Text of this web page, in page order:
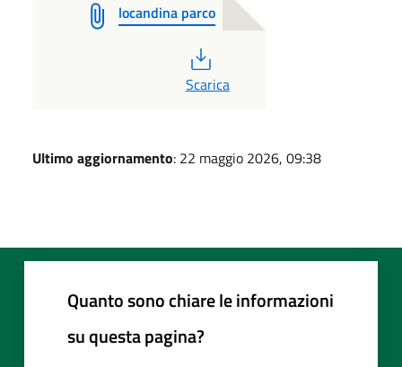
locandina parco
PDF
Scarica
Ultimo aggiornamento: 22 maggio 2026, 09:38
Quanto sono chiare le informazioni
su questa pagina?